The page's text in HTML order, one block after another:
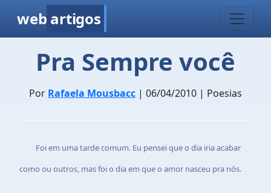
web artigos
Pra Sempre você
Por Rafaela Mousbacc | 06/04/2010 | Poesias
Foi em uma tarde comum. Eu pensei que o dia iria acabar
como ou outros, mas foi o dia em que o amor nasceu pra nós.